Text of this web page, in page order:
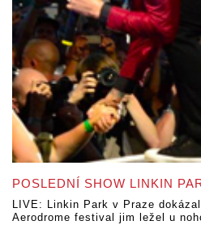
POSLEDNÍ SHOW LINKIN
LIVE: Linkin Park v Praze
Aerodrome festival jim ležel u